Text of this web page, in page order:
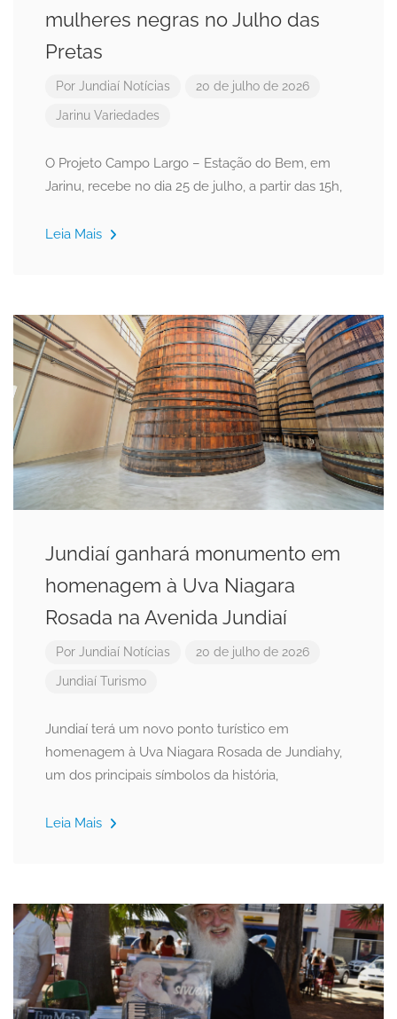
mulheres negras no Julho das
Pretas
Por Jundiaí Notícias 20 de julho de 2026
Jarinu Variedades
O Projeto Campo Largo – Estação do Bem, em
Jarinu, recebe no dia 25 de julho, a partir das 15h,
Leia Mais
Jundiaí ganhará monumento em
homenagem à Uva Niagara
Rosada na Avenida Jundiaí
Por Jundiaí Notícias 20 de julho de 2026
Jundiaí Turismo
Jundiaí terá um novo ponto turístico em
homenagem à Uva Niagara Rosada de Jundiahy,
um dos principais símbolos da história,
Leia Mais